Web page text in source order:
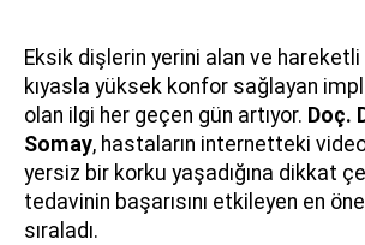
Eksik dişlerin yerini alan ve
kıyasla yüksek konfor sağlayan
olan ilgi her geçen gün artıyor. Doç.
Somay, hastaların internetteki
yersiz bir korku yaşadığına dikkat
tedavinin başarısını etkileyen en
sıraladı.